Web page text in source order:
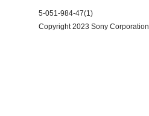
5-051-984-47(1)
Copyright 2023 Sony Corporation